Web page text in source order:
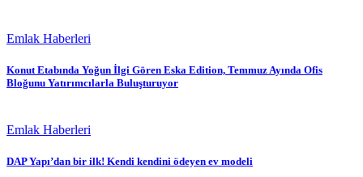
Emlak Haberleri
Konut Etabında Yoğun İlgi Gören Eska Edition, Temmuz Ayında Ofis
Bloğunu Yatırımcılarla Buluşturuyor
Emlak Haberleri
DAP Yapı’dan bir ilk! Kendi kendini ödeyen ev modeli